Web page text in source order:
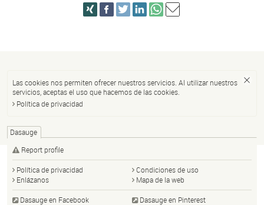
Las cookies nos permiten ofrecer nuestros servicios. Al utilizar nuestros
servicios, aceptas el uso que hacemos de las cookies.
Política de privacidad
Dasauge
Report profile
Política de privacidad
Condiciones de uso
Enlázanos
Mapa de la web
Dasauge en Facebook Dasauge en Pinterest